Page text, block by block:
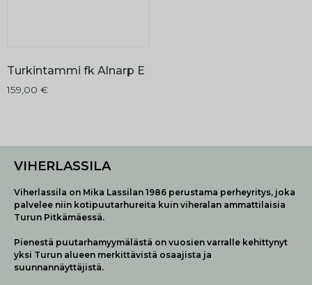
Turkintammi fk Alnarp E
159,00 €
VIHERLASSILA
Viherlassila on Mika Lassilan 1986 perustama perheyritys, joka
palvelee niin kotipuutarhureita kuin viheralan ammattilaisia
Turun Pitkämäessä.
Pienestä puutarhamyymälästä on vuosien varralle kehittynyt
yksi Turun alueen merkittävistä osaajista ja
suunnannäyttäjistä.